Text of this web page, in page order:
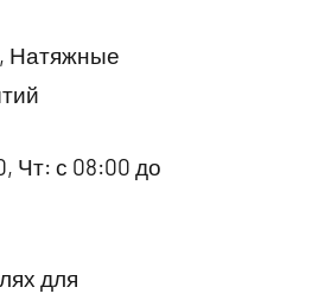
Натяжные
Чт: с 08:00 до
для